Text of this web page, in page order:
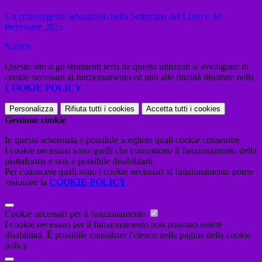
Un coinvolgente laboratorio nella Settimana del Libro e del
Benessere 2025
Notizie
Questo sito o gli strumenti terzi da questo utilizzati si avvalgono di
cookie necessari al funzionamento ed utili alle finalità illustrate nella
COOKIE POLICY.
Personalizza Rifiuta tutti i cookies Accetta tutti i cookies
Gestione cookie
In questa schermata è possibile scegliere quali cookie consentire.
I cookie necessari sono quelli che consentono il funzionamento della
piattaforma e non è possibile disabilitarli.
Per conoscere quali sono i cookie necessari al funzionamento potete
visionare la COOKIE POLICY.
Cookie necessari per il funzionamento
I cookie necessari per il funzionamento non possono essere
disabilitati. È possibile consultare l'elenco nella pagina della cookie
policy.